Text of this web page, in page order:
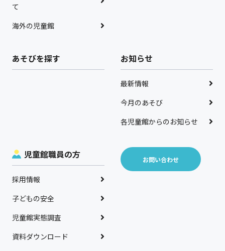
て
海外の児童館
あそびを探す お知らせ
最新情報
今月のあそび
各児童館からのお知らせ
児童館職員の方
採用情報
子どもの安全
児童館実態調査
資料ダウンロード
お問い合わせ